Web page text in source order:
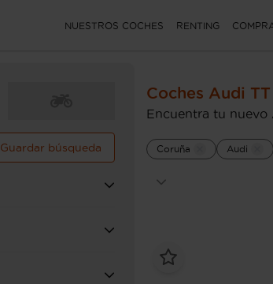
NUESTROS COCHES RENTING
Guardar búsqueda
Coches Audi
Encuentra tu
Coruña Audi